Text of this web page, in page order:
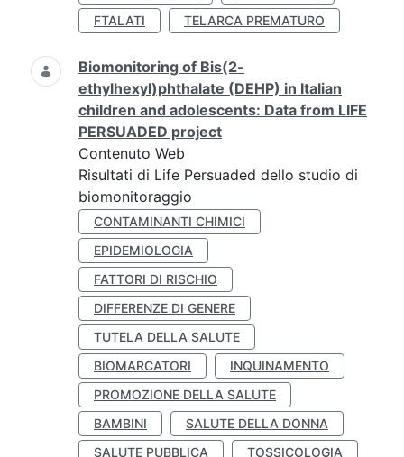
FTALATI
TELARCA PREMATURO
Biomonitoring of Bis(2-
ethylhexyl)phthalate (DEHP) in Italian
children and adolescents: Data from LIFE
PERSUADED project
Contenuto Web
Risultati di Life Persuaded dello studio di
biomonitoraggio
CONTAMINANTI CHIMICI
EPIDEMIOLOGIA
FATTORI DI RISCHIO
DIFFERENZE DI GENERE
TUTELA DELLA SALUTE
BIOMARCATORI
INQUINAMENTO
PROMOZIONE DELLA SALUTE
BAMBINI
SALUTE DELLA DONNA
SALUTE PUBBLICA
TOSSICOLOGIA